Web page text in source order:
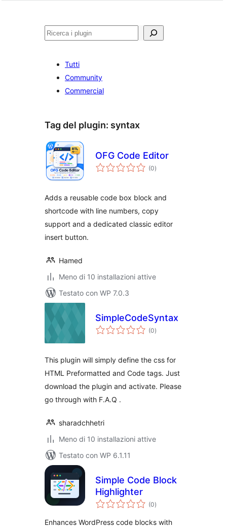
Cerca
Tutti
Community
Commercial
Tag del plugin: syntax
OFG Code Editor
(0valutazioni
totali
)
Adds a reusable code box block and
shortcode with line numbers, copy
support and a dedicated classic editor
insert button.
Hamed
Meno di 10 installazioni attive
Testato con WP 7.0.3
SimpleCodeSyntax
(0valutazioni
totali
)
This plugin will simply define the css for
HTML Preformatted and Code tags. Just
download the plugin and activate. Please
go through with F.A.Q .
sharadchhetri
Meno di 10 installazioni attive
Testato con WP 6.1.11
Simple Code Block
Highlighter
(0valutazioni
totali
)
Enhances WordPress code blocks with